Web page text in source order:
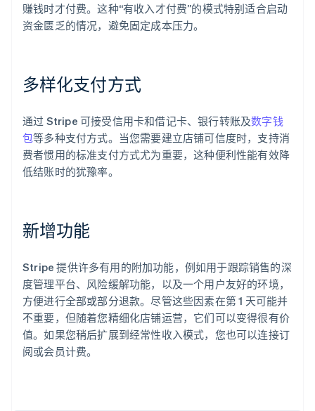
赚钱时才付费。这种“有收入才付费”的模式特别适合启动
资金匮乏的情况，避免固定成本压力。
多样化支付方式
通过 Stripe 可接受信用卡和借记卡、银行转账及数字钱
包等多种支付方式。当您需要建立店铺可信度时，支持消
费者惯用的标准支付方式尤为重要，这种便利性能有效降
低结账时的犹豫率。
新增功能
Stripe 提供许多有用的附加功能，例如用于跟踪销售的深
度管理平台、风险缓解功能，以及一个用户友好的环境，
方便进行全部或部分退款。尽管这些因素在第 1 天可能并
不重要，但随着您精细化店铺运营，它们可以变得很有价
值。如果您稍后扩展到经常性收入模式，您也可以连接订
阅或会员计费。
阿联酋
爱沙尼亚
奥地利
Deutsch English
澳大利亚
English
巴西
Português English
保加利亚
English